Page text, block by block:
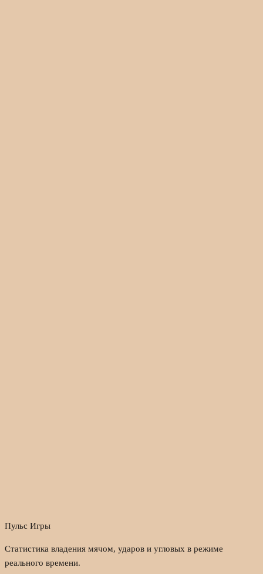
Пульс Игры
Статистика владения мячом, ударов и угловых в режиме
реального времени.